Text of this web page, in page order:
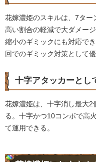
花嫁濃姫のスキルは、7ター
高い割合の軽減で大ダメー
縮小のギミックにも対応で
回でのギミック対策として優
十字アタッカーとし
花嫁濃姫は、十字消し最大
る。十字かつ10コンボで高
て運用できる。